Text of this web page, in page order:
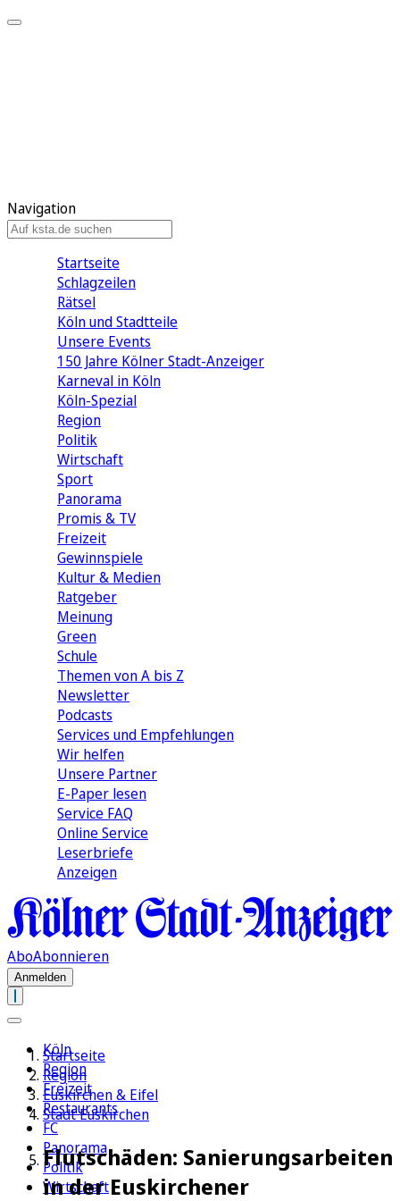
Navigation
Startseite
Schlagzeilen
Rätsel
Köln und Stadtteile
Unsere Events
150 Jahre Kölner Stadt-Anzeiger
Karneval in Köln
Köln-Spezial
Region
Politik
Wirtschaft
Sport
Panorama
Promis & TV
Freizeit
Gewinnspiele
Kultur & Medien
Ratgeber
Meinung
Green
Schule
Themen von A bis Z
Newsletter
Podcasts
Services und Empfehlungen
Wir helfen
Unsere Partner
E-Paper lesen
Service FAQ
Online Service
Leserbriefe
Anzeigen
AboAbonnieren
Anmelden
Köln
Region
Freizeit
Restaurants
FC
Panorama
Politik
Wirtschaft
Startseite
Region
Euskirchen & Eifel
Stadt Euskirchen
Flutschäden: Sanierungsarbeiten
in der Euskirchener